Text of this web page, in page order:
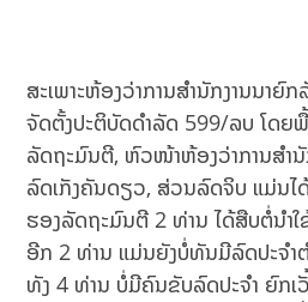
ສະເພາະຫ້ອງວ່າການສໍານັກງານນາຍົ
ຈັດຕັ້ງປະຕິບັດດຳລັດ 599/ລບ ໂດຍພື້
ລັດຖະມົນຕີ, ຫົວໜ້າຫ້ອງວ່າການສຳ
ລົດເກັງຄັນດຽວ, ສ່ວນລົດຈິບ ແມ່ນໄ
ຮອງລັດຖະມົນຕີ 2 ທ່ານ ໄດ້ສືບຕໍ່ນຳ
ອີກ 2 ທ່ານ ແມ່ນຍັງບໍ່ທັນມີລົດປະຈຳ
ທັງ 4 ທ່ານ ບໍ່ມີຄົນຂັບລົດປະຈຳ ຍົກ